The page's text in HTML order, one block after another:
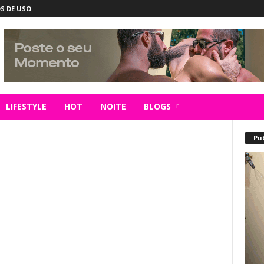
DE USO
LIFESTYLE HOT NOITE BLOGS